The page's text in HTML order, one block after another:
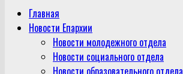
Главная
Новости Епархии
Новости молодежного отдела
Новости социального отдела
Новости образовательного отдела